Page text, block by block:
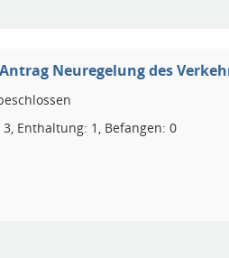
Neuregelung des
3, Enthaltung: 1, Befangen: 0